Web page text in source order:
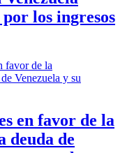
los ingresos
en favor de la
deuda de